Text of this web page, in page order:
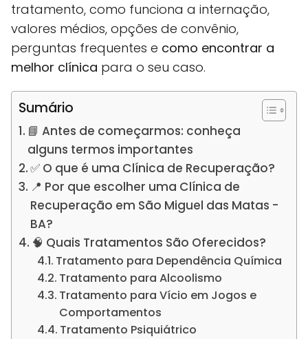
tratamento, como funciona a internação,
valores médios, opções de convênio,
perguntas frequentes e como encontrar a
melhor clínica para o seu caso.
Sumário
📘 Antes de começarmos: conheça
alguns termos importantes
✅ O que é uma Clínica de Recuperação?
📍 Por que escolher uma Clínica de
Recuperação em São Miguel das Matas -
BA?
🧠 Quais Tratamentos São Oferecidos?
Tratamento para Dependência Química
Tratamento para Alcoolismo
Tratamento para Vício em Jogos e
Comportamentos
Tratamento Psiquiátrico